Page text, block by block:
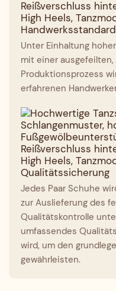
Handwerksstandard
Unter Einhaltung
mit einer
Produktionsprozess
erfahrenen
Qualitätssicherung
Jedes Paar Schuhe
zur Auslieferung des
Qualitätskontrolle
umfassendes
wird, um den
gewährleisten.